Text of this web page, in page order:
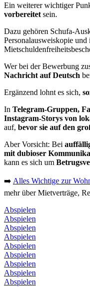
Ein weiterer wichtiger
vorbereitet sein.
Dazu gehören Schufa-
Personalausweiskopie und
Wer bei der Bewerbung
Nachricht auf Deutsch
Ergänzend lohnt es sich,
In Telegram-Gruppen,
Instagram-Storys von
auf, bevor sie auf den
Aber Vorsicht: Bei
mit dubioser
kann es sich um
➡️ Alles Wichtige zur
mehr über Mietverträge,
Abspielen
Abspielen
Abspielen
Abspielen
Abspielen
Abspielen
Abspielen
Abspielen
Abspielen